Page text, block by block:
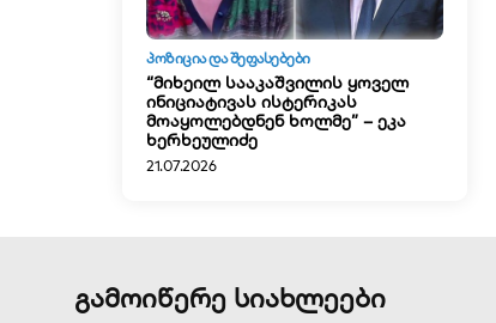
ᲞᲝᲖᲘᲪᲘᲐ ᲓᲐ ᲨᲔᲤᲐᲡᲔᲑᲔᲑᲘ
“მიხეილ სააკაშვილის ყოველ
ინიციატივას ისტერიკას
მოაყოლებდნენ ხოლმე” – ეკა
ხერხეულიძე
21.07.2026
გამოიწერე სიახლეები